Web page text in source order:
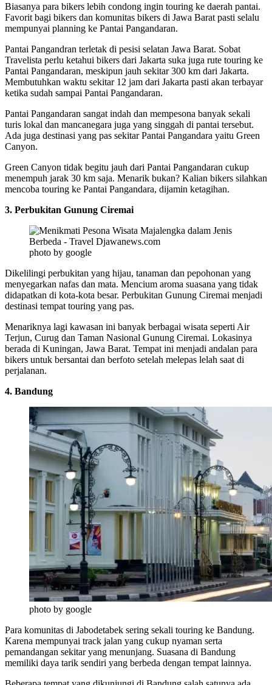
Biasanya para bikers lebih condong ingin touring ke daerah pantai.
Favorit bagi bikers dan komunitas bikers di Jawa Barat pasti selalu
mempunyai planning ke Pantai Pangandaran.
Pantai Pangandran terletak di pesisi selatan Jawa Barat. Sobat
Travelista perlu ketahui bikers dari Jakarta suka juga rute touring ke
Pantai Pangandaran, meskipun jauh sekitar 300 km dari Jakarta.
Membutuhkan waktu sekitar 12 jam dari Jakarta pasti akan terbayar
ketika sudah sampai Pantai Pangandaran.
Pantai Pangandaran sangat indah dan mempesona banyak sekali
turis lokal dan mancanegara juga yang singgah di pantai tersebut.
Ada juga destinasi yang pas sekitar Pantai Pangandara yaitu Green
Canyon.
Green Canyon tidak begitu jauh dari Pantai Pangandaran cukup
menempuh jarak 30 km saja. Menarik bukan? Kalian bikers silahkan
mencoba touring ke Pantai Pangandara, dijamin ketagihan.
3. Perbukitan Gunung Ciremai
photo by google
Dikelilingi perbukitan yang hijau, tanaman dan pepohonan yang
menyegarkan nafas dan mata. Mencium aroma suasana yang tidak
didapatkan di kota-kota besar. Perbukitan Gunung Ciremai menjadi
destinasi tempat touring yang pas.
Menariknya lagi kawasan ini banyak berbagai wisata seperti Air
Terjun, Curug dan Taman Nasional Gunung Ciremai. Lokasinya
berada di Kuningan, Jawa Barat. Tempat ini menjadi andalan para
bikers untuk bersantai dan berfoto setelah melepas lelah saat di
perjalanan.
4. Bandung
photo by google
Para komunitas di Jabodetabek sering sekali touring ke Bandung.
Karena mempunyai track jalan yang cukup nyaman serta
pemandangan sekitar yang menunjang. Suasana di Bandung
memiliki daya tarik sendiri yang berbeda dengan tempat lainnya.